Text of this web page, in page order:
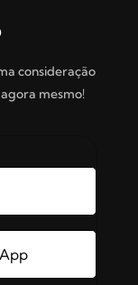
consideração
mesmo!